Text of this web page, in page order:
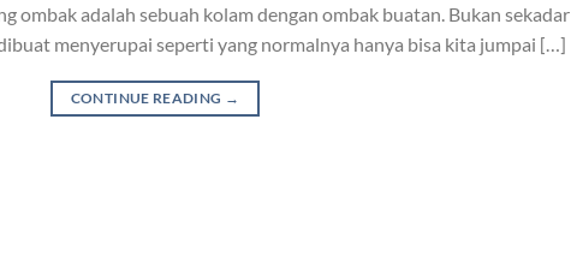
ombak adalah sebuah kolam dengan ombak buatan. Bukan sekadar
menyerupai seperti yang normalnya hanya bisa kita jumpai […]
CONTINUE READING →